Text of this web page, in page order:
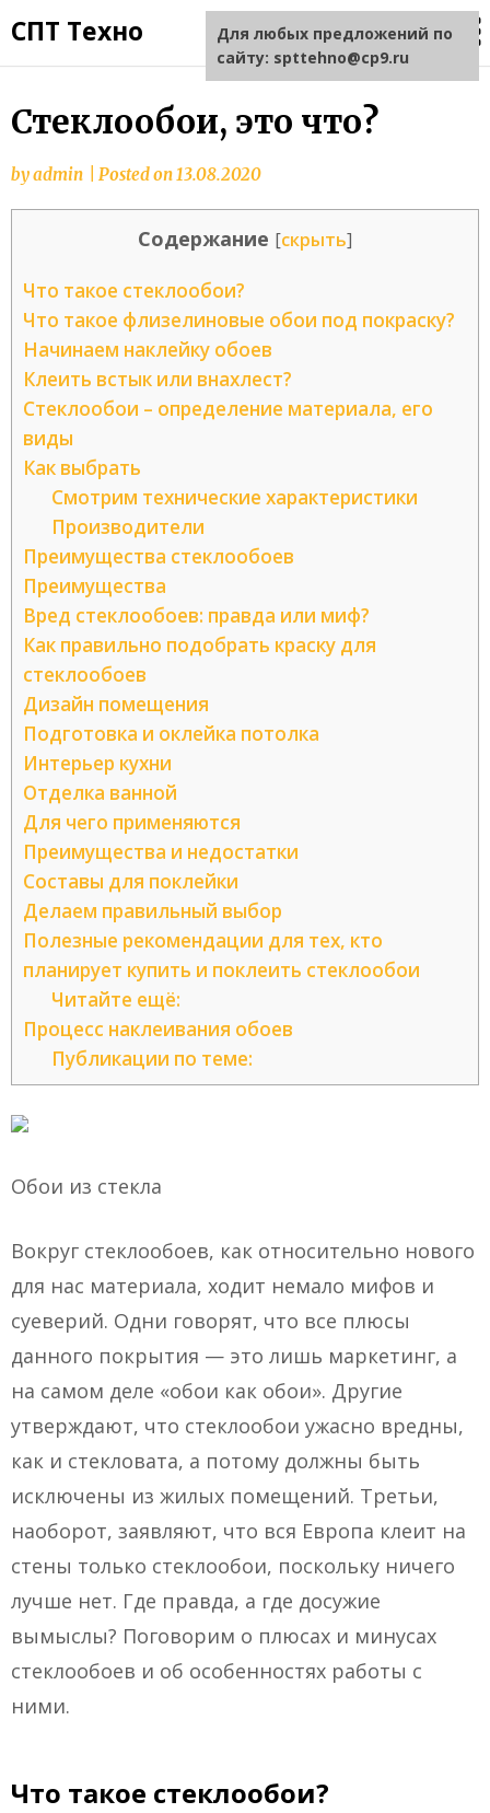
СПТ Техно
Стеклообои, это что?
byadmin Posted on13.08.2020
Содержание [скрыть]
Что такое стеклообои?
Что такое флизелиновые обои под покраску?
Начинаем наклейку обоев
Клеить встык или внахлест?
Стеклообои – определение материала, его
виды
Как выбрать
Смотрим технические характеристики
Производители
Преимущества стеклообоев
Преимущества
Вред стеклообоев: правда или миф?
Как правильно подобрать краску для
стеклообоев
Дизайн помещения
Подготовка и оклейка потолка
Интерьер кухни
Отделка ванной
Для чего применяются
Преимущества и недостатки
Составы для поклейки
Делаем правильный выбор
Полезные рекомендации для тех, кто
планирует купить и поклеить стеклообои
Читайте ещё:
Процесс наклеивания обоев
Публикации по теме:
Обои из стекла
Вокруг стеклообоев, как относительно нового
для нас материала, ходит немало мифов и
суеверий. Одни говорят, что все плюсы
данного покрытия — это лишь маркетинг, а
на самом деле «обои как обои». Другие
утверждают, что стеклообои ужасно вредны,
как и стекловата, а потому должны быть
исключены из жилых помещений. Третьи,
наоборот, заявляют, что вся Европа клеит на
стены только стеклообои, поскольку ничего
лучше нет. Где правда, а где досужие
вымыслы? Поговорим о плюсах и минусах
стеклообоев и об особенностях работы с
ними.
Что такое стеклообои?
Для любых предложений по
сайту: spttehno@cp9.ru